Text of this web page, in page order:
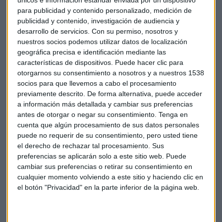
para publicidad y contenido personalizado, medición de
publicidad y contenido, investigación de audiencia y
desarrollo de servicios. Con su permiso, nosotros y
nuestros socios podemos utilizar datos de localización
geográfica precisa e identificación mediante las
características de dispositivos. Puede hacer clic para
otorgarnos su consentimiento a nosotros y a nuestros 1538
socios para que llevemos a cabo el procesamiento
previamente descrito. De forma alternativa, puede acceder
a información más detallada y cambiar sus preferencias
antes de otorgar o negar su consentimiento. Tenga en
cuenta que algún procesamiento de sus datos personales
puede no requerir de su consentimiento, pero usted tiene
el derecho de rechazar tal procesamiento. Sus
preferencias se aplicarán solo a este sitio web. Puede
cambiar sus preferencias o retirar su consentimiento en
cualquier momento volviendo a este sitio y haciendo clic en
el botón "Privacidad" en la parte inferior de la página web.
Roll Madrid Maratón & 1/2.
También hablamos con Sergio de Torres, maratoniano y
jefe de entrenadores de triatlón de la FETRI, sobrecómo
realizar los entrenamientos
previos a la hora de preparar una maratón como el EDP
Rock 'n' Roll Madrid Maratón & 1/2.
ESCUCHA AQUÍ EL PROGRAMA 7 COMPLETO de A ritmo
de Maratón
(Imagen: Facebook oficial del
EDP Rock´n´Roll Madrid Maratón & 1/2)
Maratón Programa A ritmo de maratón
EDP Rock \'n\' Roll Madrid Maratón y 1/2